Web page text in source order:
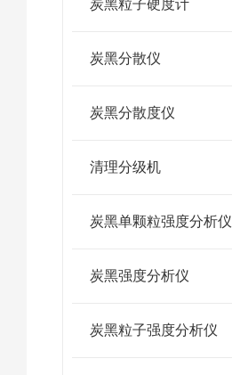
炭黑粒子硬度计
炭黑分散仪
炭黑分散度仪
清理分级机
炭黑单颗粒强度分析仪
炭黑强度分析仪
炭黑粒子强度分析仪